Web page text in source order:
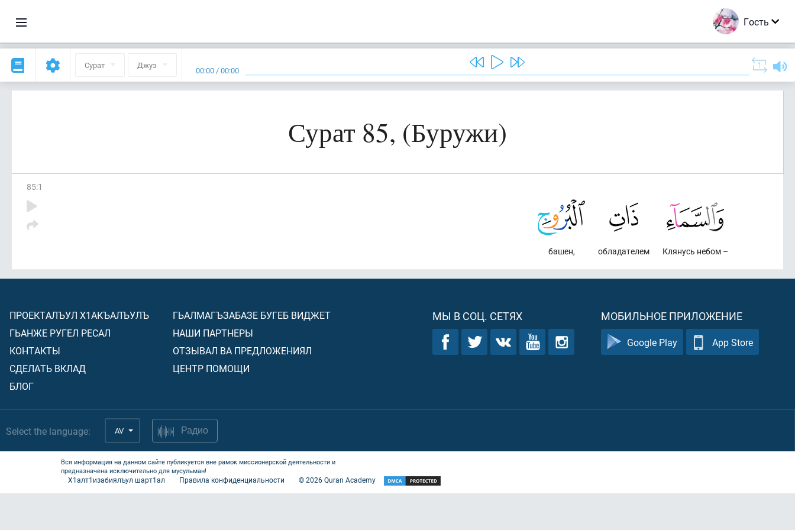
Гость
Сурат Джуз 00:00 /00:00
Сурат 85, (Буружи)
85:1
Клянусь небом –
обладателем
башен,
ПРОЕКТАЛЪУЛ Х1АКЪАЛЪУЛЪ
ГЬАНЖЕ РУГЕЛ РЕСАЛ
КОНТАКТЫ
СДЕЛАТЬ ВКЛАД
БЛОГ
ГЬАЛМАГЪЗАБАЗЕ БУГЕБ ВИДЖЕТ
НАШИ ПАРТНЕРЫ
ОТЗЫВАЛ ВА ПРЕДЛОЖЕНИЯЛ
ЦЕНТР ПОМОЩИ
МЫ В СОЦ. СЕТЯХ МОБИЛЬНОЕ ПРИЛОЖЕНИЕ
Google Play App Store
Select the language: AV Радио
Вся информация на данном сайте публикуется вне рамок миссионерской деятельности и
предназначена исключительно для мусульман!
Х1алт1изабиялъул шарт1ал Правила конфиденциальности ©2026Quran Academy